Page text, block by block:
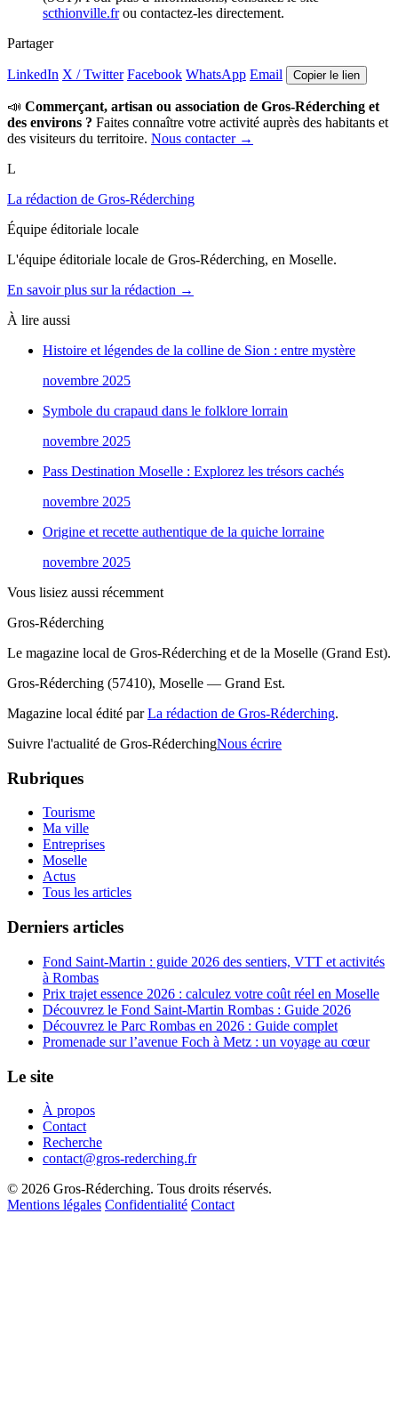
scthionville.frou contactez-les directement.
Partager
LinkedIn X / Twitter Facebook WhatsApp Email Copier le lien
📣 Commerçant, artisan ou association de Gros-Réderching et
des environs ? Faites connaître votre activité auprès des habitants et
des visiteurs du territoire. Nous contacter →
L
La rédaction de Gros-Réderching
Équipe éditoriale locale
L'équipe éditoriale locale de Gros-Réderching, en Moselle.
En savoir plus sur la rédaction →
À lire aussi
Histoire et légendes de la colline de Sion : entre mystère
novembre 2025
Symbole du crapaud dans le folklore lorrain
novembre 2025
Pass Destination Moselle : Explorez les trésors cachés
novembre 2025
Origine et recette authentique de la quiche lorraine
novembre 2025
Vous lisiez aussi récemment
Gros-Réderching
Le magazine local de Gros-Réderching et de la Moselle (Grand Est).
Gros-Réderching (57410), Moselle — Grand Est.
Magazine local édité parLa rédaction de Gros-Réderching.
Suivre l'actualité de Gros-RéderchingNous écrire
Rubriques
Tourisme
Ma ville
Entreprises
Moselle
Actus
Tous les articles
Derniers articles
Fond Saint-Martin : guide 2026 des sentiers, VTT et activités
à Rombas
Prix trajet essence 2026 : calculez votre coût réel en Moselle
Découvrez le Fond Saint-Martin Rombas : Guide 2026
Découvrez le Parc Rombas en 2026 : Guide complet
Promenade sur l’avenue Foch à Metz : un voyage au cœur
Le site
À propos
Contact
Recherche
contact@gros-rederching.fr
© 2026 Gros-Réderching. Tous droits réservés.
Mentions légales Confidentialité Contact